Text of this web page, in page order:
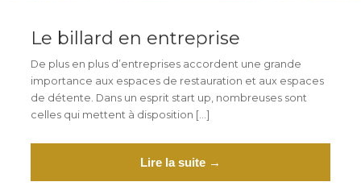
Le billard en entreprise
De plus en plus d’entreprises accordent une grande
importance aux espaces de restauration et aux espaces
de détente. Dans un esprit start up, nombreuses sont
celles qui mettent à disposition […]
Lire la suite →